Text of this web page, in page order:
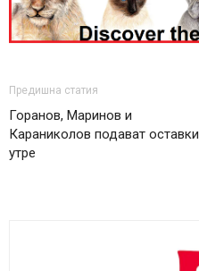
Предишна статия
Горанов, Маринов и
Караниколов подават оставки
утре